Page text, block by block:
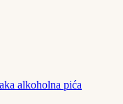
alkoholna pića